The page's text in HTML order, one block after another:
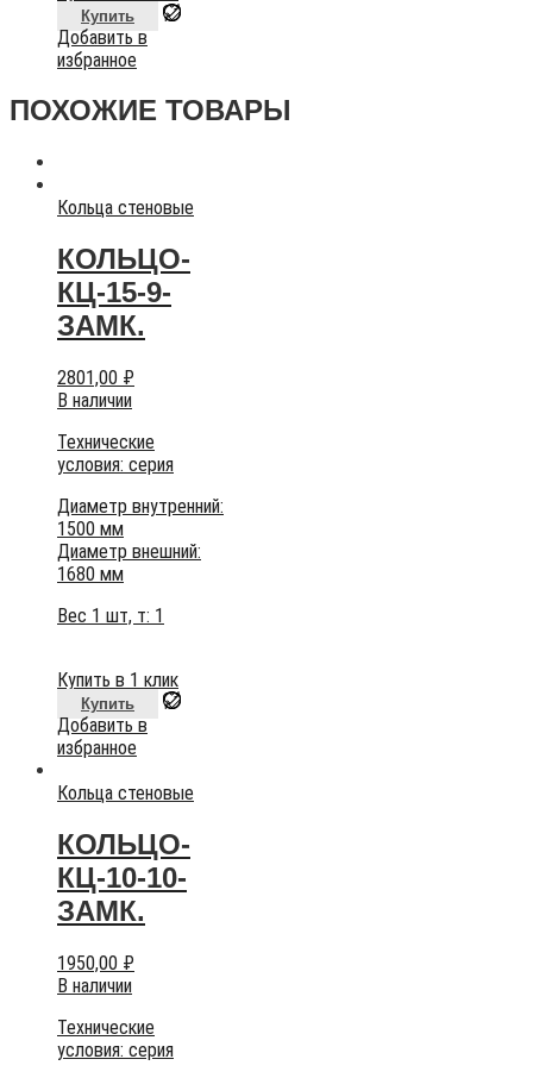
Купить
Добавить в
избранное
ПОХОЖИЕ ТОВАРЫ
Кольца стеновые
КОЛЬЦО-
КЦ-15-9-
ЗАМК.
2801,00 ₽
В наличии
Технические
условия: серия
Диаметр внутренний:
1500 мм
Диаметр внешний:
1680 мм
Вес 1 шт, т: 1
Купить в 1 клик
Купить
Добавить в
избранное
Кольца стеновые
КОЛЬЦО-
КЦ-10-10-
ЗАМК.
1950,00 ₽
В наличии
Технические
условия: серия